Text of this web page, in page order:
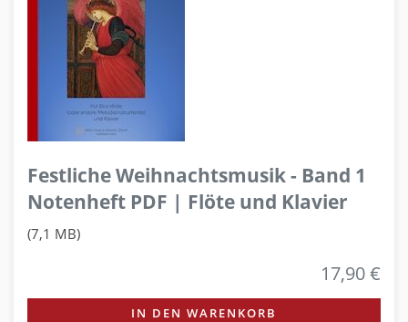
Festliche Weihnachtsmusik - Band 1
Notenheft PDF | Flöte und Klavier
(7,1 MB)
17,90 €
IN DEN WARENKORB